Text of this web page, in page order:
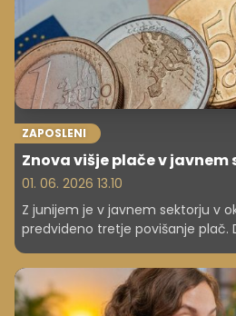
ZAPOSLENI
Znova višje plače v javnem
01. 06. 2026 13.10
Z junijem je v javnem sektorju v
predvideno tretje povišanje plač.
plačami, ki jih bodo dobili na
večina javnih uslužbencev.
plače dosegli že s prvima dvema
letu.